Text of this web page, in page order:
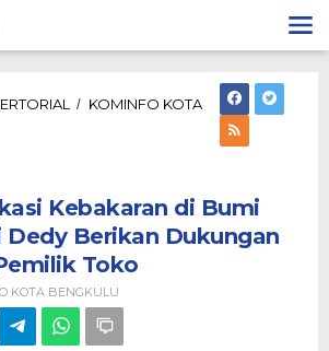
/ KOMINFO KOTA
Kebakaran di Bumi
Dedy Berikan Dukungan
Toko
KOTA BENGKULU